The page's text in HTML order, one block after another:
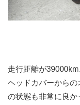
走行距離が
ヘッドカバーからの
の状態も非常に良か